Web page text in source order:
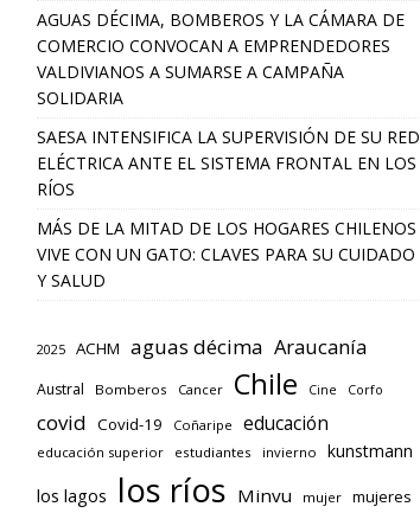
AGUAS DÉCIMA, BOMBEROS Y LA CÁMARA DE
COMERCIO CONVOCAN A EMPRENDEDORES
VALDIVIANOS A SUMARSE A CAMPAÑA
SOLIDARIA
SAESA INTENSIFICA LA SUPERVISIÓN DE SU RED
ELÉCTRICA ANTE EL SISTEMA FRONTAL EN LOS
RÍOS
MÁS DE LA MITAD DE LOS HOGARES CHILENOS
VIVE CON UN GATO: CLAVES PARA SU CUIDADO
Y SALUD
2025 ACHM aguas décima Araucanía
Austral Bomberos Cancer Chile Cine Corfo
covid Covid-19 Coñaripe educación
educación superior estudiantes invierno kunstmann
los lagos los ríos Minvu mujer mujeres